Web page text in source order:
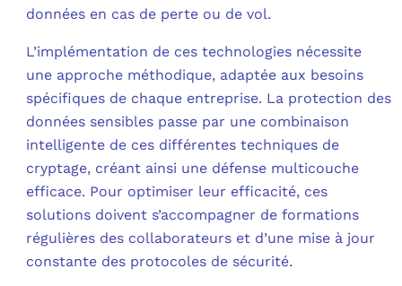
données en cas de perte ou de vol.
L’implémentation de ces technologies nécessite
une approche méthodique, adaptée aux besoins
spécifiques de chaque entreprise. La protection des
données sensibles passe par une combinaison
intelligente de ces différentes techniques de
cryptage, créant ainsi une défense multicouche
efficace. Pour optimiser leur efficacité, ces
solutions doivent s’accompagner de formations
régulières des collaborateurs et d’une mise à jour
constante des protocoles de sécurité.